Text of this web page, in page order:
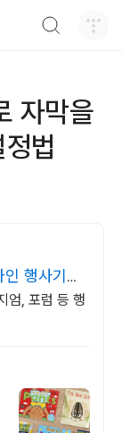
자막을
법
행사기획
엄, 포럼 등 행